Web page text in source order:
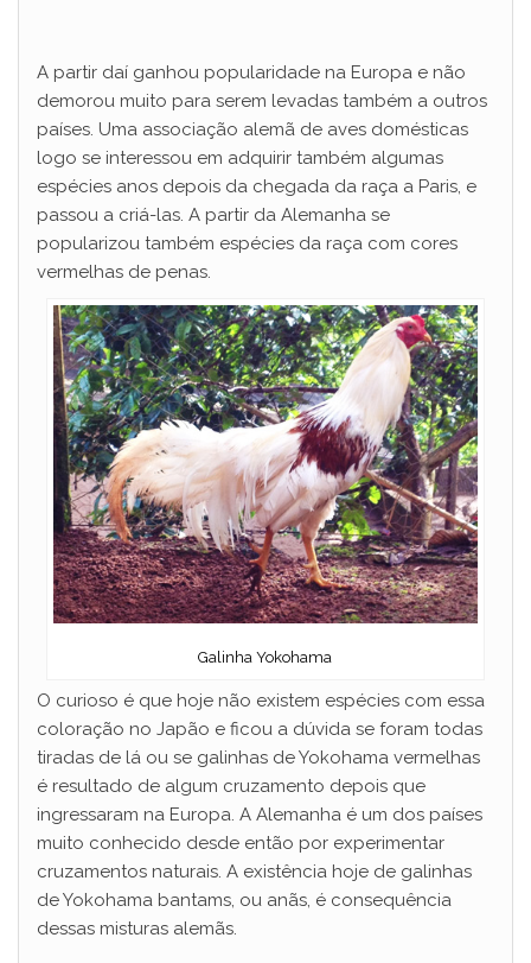
A partir daí ganhou popularidade na Europa e não
demorou muito para serem levadas também a outros
países. Uma associação alemã de aves domésticas
logo se interessou em adquirir também algumas
espécies anos depois da chegada da raça a Paris, e
passou a criá-las. A partir da Alemanha se
popularizou também espécies da raça com cores
vermelhas de penas.
Galinha Yokohama
O curioso é que hoje não existem espécies com essa
coloração no Japão e ficou a dúvida se foram todas
tiradas de lá ou se galinhas de Yokohama vermelhas
é resultado de algum cruzamento depois que
ingressaram na Europa. A Alemanha é um dos países
muito conhecido desde então por experimentar
cruzamentos naturais. A existência hoje de galinhas
de Yokohama bantams, ou anãs, é consequência
dessas misturas alemãs.